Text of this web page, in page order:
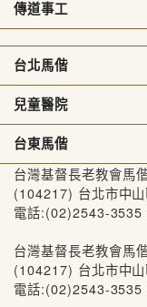
傳道事工
台北馬偕
兒童醫院
台東馬偕
台灣基督長老教會
(104217) 台北市中
電話:(02)2543-
台灣基督長老教會
(104217) 台北市中
電話:(02)2543-